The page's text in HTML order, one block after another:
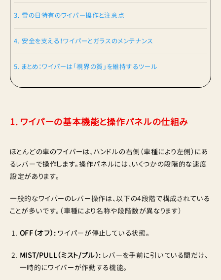
3. 雪の日特有のワイパー操作と注意点
4. 安全を支える！ワイパーとガラスのメンテナンス
5. まとめ：ワイパーは「視界の質」を維持するツール
1. ワイパーの基本機能と操作パネルの仕組み
ほとんどの車のワイパーは、ハンドルの右側（車種により左側）にあ
るレバーで操作します。操作パネルには、いくつかの段階的な速度
設定があります。
一般的なワイパーのレバー操作は、以下の4段階で構成されている
ことが多いです。（車種により名称や段階数が異なります）
OFF（オフ）: ワイパーが停止している状態。
MIST/PULL（ミスト/プル）: レバーを手前に引いている間だけ、
一時的にワイパーが作動する機能。